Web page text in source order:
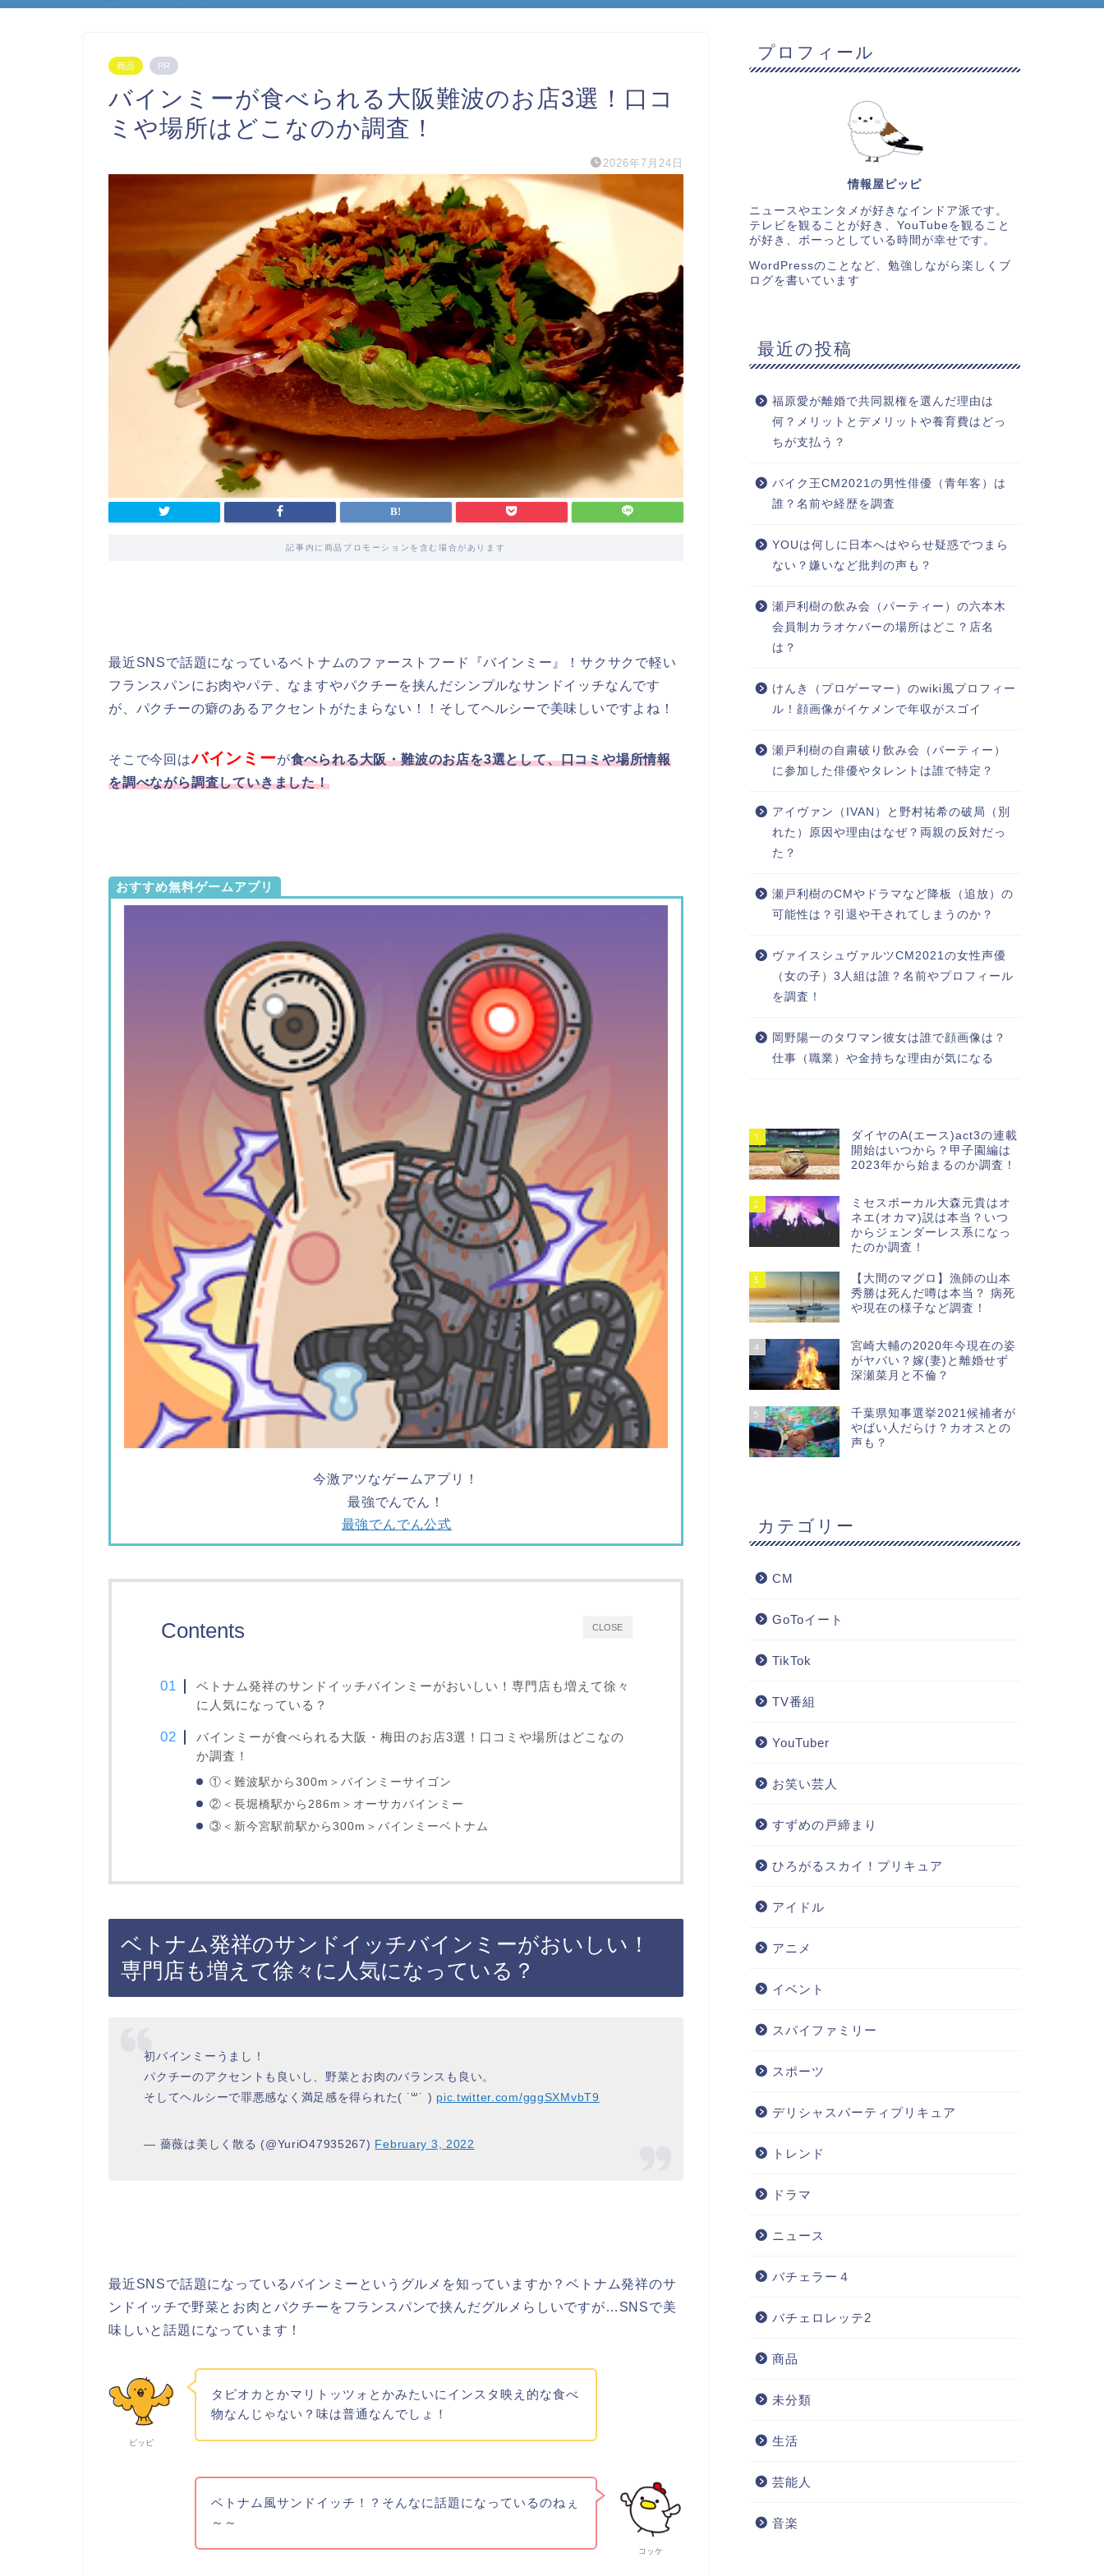
商品 PR
バインミーが食べられる大阪難波のお店3選！口コ
ミや場所はどこなのか調査！
2026年7月24日
記事内に商品プロモーションを含む場合があります
最近SNSで話題になっているベトナムのファーストフード『バインミー』！サクサクで軽い
フランスパンにお肉やパテ、なますやパクチーを挟んだシンプルなサンドイッチなんです
が、パクチーの癖のあるアクセントがたまらない！！そしてヘルシーで美味しいですよね！
そこで今回はバインミーが食べられる大阪・難波のお店を3選として、口コミや場所情報
を調べながら調査していきました！
おすすめ無料ゲームアプリ
今激アツなゲームアプリ！
最強でんでん！
最強でんでん公式
CLOSE
Contents
ベトナム発祥のサンドイッチバインミーがおいしい！専門店も増えて徐々
に人気になっている？
バインミーが食べられる大阪・梅田のお店3選！口コミや場所はどこなの
か調査！
①＜難波駅から300m＞バインミーサイゴン
②＜長堀橋駅から286m＞オーサカバインミー
③＜新今宮駅前駅から300m＞バインミーベトナム
ベトナム発祥のサンドイッチバインミーがおいしい！
専門店も増えて徐々に人気になっている？
初バインミーうまし！
パクチーのアクセントも良いし、野菜とお肉のバランスも良い。
そしてヘルシーで罪悪感なく満足感を得られた( ˙꒳​˙ ) pic.twitter.com/gggSXMvbT9
— 薔薇は美しく散る (@YuriO47935267) February 3, 2022
最近SNSで話題になっているバインミーというグルメを知っていますか？ベトナム発祥のサ
ンドイッチで野菜とお肉とパクチーをフランスパンで挟んだグルメらしいですが…SNSで美
味しいと話題になっています！
ピッピ
タピオカとかマリトッツォとかみたいにインスタ映え的な食べ
物なんじゃない？味は普通なんでしょ！
コッケ
ベトナム風サンドイッチ！？そんなに話題になっているのねぇ
～～
プロフィール
情報屋ピッピ
ニュースやエンタメが好きなインドア派です。
テレビを観ることが好き、YouTubeを観ること
が好き、ボーっとしている時間が幸せです。
WordPressのことなど、勉強しながら楽しくブ
ログを書いています
最近の投稿
福原愛が離婚で共同親権を選んだ理由は
何？メリットとデメリットや養育費はどっ
ちが支払う？
バイク王CM2021の男性俳優（青年客）は
誰？名前や経歴を調査
YOUは何しに日本へはやらせ疑惑でつまら
ない？嫌いなど批判の声も？
瀬戸利樹の飲み会（パーティー）の六本木
会員制カラオケバーの場所はどこ？店名
は？
けんき（プロゲーマー）のwiki風プロフィー
ル！顔画像がイケメンで年収がスゴイ
瀬戸利樹の自粛破り飲み会（パーティー）
に参加した俳優やタレントは誰で特定？
アイヴァン（IVAN）と野村祐希の破局（別
れた）原因や理由はなぜ？両親の反対だっ
た？
瀬戸利樹のCMやドラマなど降板（追放）の
可能性は？引退や干されてしまうのか？
ヴァイスシュヴァルツCM2021の女性声優
（女の子）3人組は誰？名前やプロフィール
を調査！
岡野陽一のタワマン彼女は誰で顔画像は？
仕事（職業）や金持ちな理由が気になる
1
ダイヤのA(エース)act3の連載
開始はいつから？甲子園編は
2023年から始まるのか調査！
2
ミセスボーカル大森元貴はオ
ネエ(オカマ)説は本当？いつ
からジェンダーレス系になっ
たのか調査！
3
【大間のマグロ】漁師の山本
秀勝は死んだ噂は本当？ 病死
や現在の様子など調査！
4
宮崎大輔の2020年今現在の姿
がヤバい？嫁(妻)と離婚せず
深瀬菜月と不倫？
5
千葉県知事選挙2021候補者が
やばい人だらけ？カオスとの
声も？
カテゴリー
CM
GoToイート
TikTok
TV番組
YouTuber
お笑い芸人
すずめの戸締まり
ひろがるスカイ！プリキュア
アイドル
アニメ
イベント
スパイファミリー
スポーツ
デリシャスパーティプリキュア
トレンド
ドラマ
ニュース
バチェラー４
バチェロレッテ2
商品
未分類
生活
芸能人
音楽